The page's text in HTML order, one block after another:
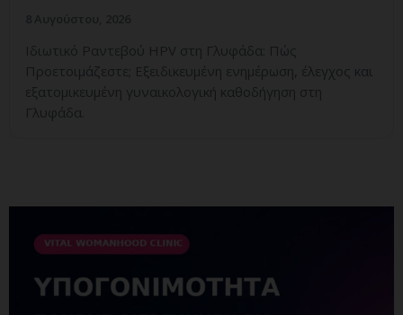
Ιδιωτικό Ραντεβού HPV στη Γλυφάδα: Πώς
Προετοιμάζεστε; Εξειδικευμένη ενημέρωση, έλεγχος και
εξατομικευμένη γυναικολογική καθοδήγηση στη
Γλυφάδα.